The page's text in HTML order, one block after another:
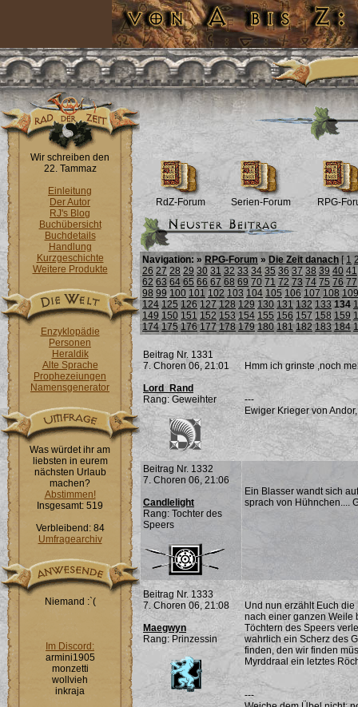
Wir schreiben den
22. Tammaz
Einleitung
Der Autor
RJ's Blog
Buchübersicht
Buchdetails
Handlung
Kurzgeschichte
Weitere Produkte
Enzyklopädie
Personen
Heraldik
Alte Sprache
Prophezeiungen
Namensgenerator
Was würdet ihr am
liebsten in eurem
nächsten Urlaub
machen?
Abstimmen!
Insgesamt: 519
Verbleibend: 84
Umfragearchiv
Niemand :`(
Im Discord:
armini1905
monzetti
wollvieh
inkraja
RdZ-Forum Serien-Forum RPG-
Navigation: » RPG-Forum » Die Zeit danach [1
26 27 28 29 30 31 32 33 34 35 36 37 38 39 40 41
62 63 64 65 66 67 68 69 70 71 72 73 74 75 76 77
98 99 100 101 102 103 104 105 106 107 108 109
124 125 126 127 128 129 130 131 132 133 134
149 150 151 152 153 154 155 156 157 158 159
174 175 176 177 178 179 180 181 182 183 184
Beitrag Nr. 1331
7. Choren 06, 21:01
Lord_Rand
Rang: Geweihter
Hmm ich grinste ,noch
---
Ewiger Krieger von
Beitrag Nr. 1332
7. Choren 06, 21:06
Candlelight
Rang: Tochter des
Speers
Ein Blasser wandt sich
sprach von Hühnchen....
Beitrag Nr. 1333
7. Choren 06, 21:08
Maegwyn
Rang: Prinzessin
Und nun erzählt Euch die
nach einer ganzen Weile
Töchtern des Speers
wahrlich ein Scherz des
finden, den wir finden
Myrddraal ein letztes
---